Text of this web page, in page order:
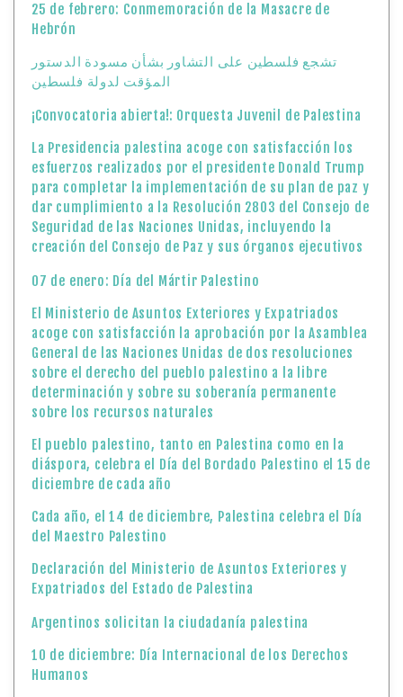
esfuerzos realizados por el presidente Donald Trump
para completar la implementación de su plan de paz y
dar cumplimiento a la Resolución 2803 del Consejo de
Seguridad de las Naciones Unidas, incluyendo la
creación del Consejo de Paz y sus órganos ejecutivos
07 de enero: Día del Mártir Palestino
El Ministerio de Asuntos Exteriores y Expatriados
acoge con satisfacción la aprobación por la Asamblea
General de las Naciones Unidas de dos resoluciones
sobre el derecho del pueblo palestino a la libre
determinación y sobre su soberanía permanente
sobre los recursos naturales
El pueblo palestino, tanto en Palestina como en la
diáspora, celebra el Día del Bordado Palestino el 15 de
diciembre de cada año
Cada año, el 14 de diciembre, Palestina celebra el Día
del Maestro Palestino
Declaración del Ministerio de Asuntos Exteriores y
Argentinos solicitan la ciudadanía palestina
Humanos
Dignidad de las Víctimas del Crimen de Genocidio y de
la Prevención de este Crimen
08 de diciembre de 1987: inicio de la Primera Intifada
15 aniversario del reconocimiento del Estado de